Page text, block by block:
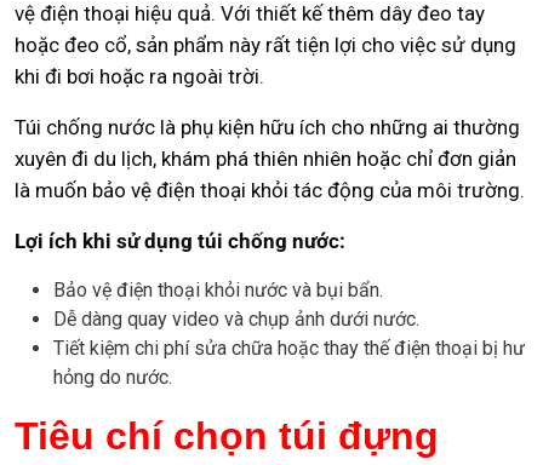
vệ điện thoại hiệu quả. Với thiết kế thêm dây đeo tay
hoặc đeo cổ, sản phẩm này rất tiện lợi cho việc sử dụng
khi đi bơi hoặc ra ngoài trời.
Túi chống nước là phụ kiện hữu ích cho những ai thường
xuyên đi du lịch, khám phá thiên nhiên hoặc chỉ đơn giản
là muốn bảo vệ điện thoại khỏi tác động của môi trường.
Lợi ích khi sử dụng túi chống nước:
Bảo vệ điện thoại khỏi nước và bụi bẩn.
Dễ dàng quay video và chụp ảnh dưới nước.
Tiết kiệm chi phí sửa chữa hoặc thay thế điện thoại bị hư
hỏng do nước.
Tiêu chí chọn túi đựng